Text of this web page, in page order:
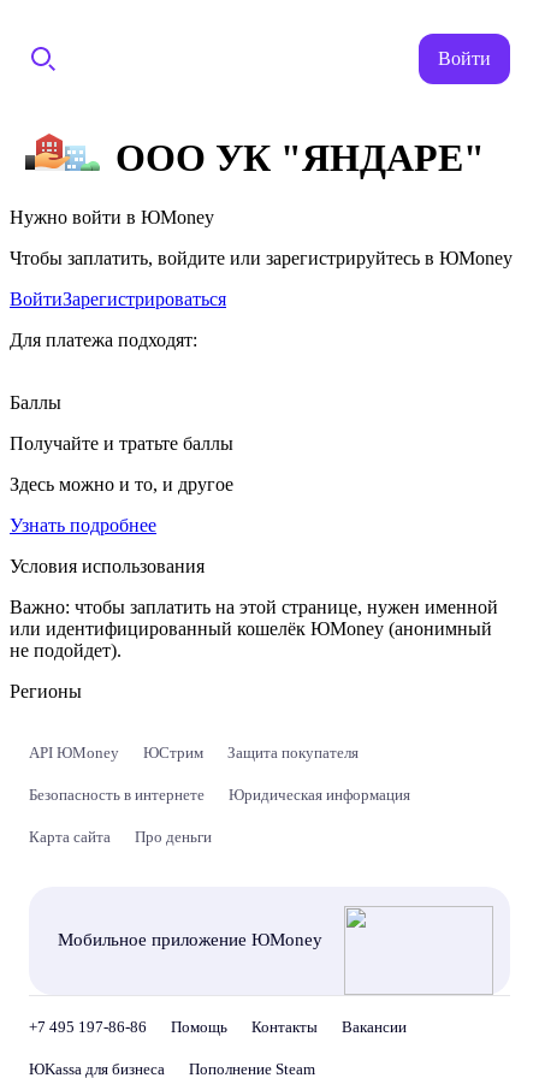
Войти
ООО УК "ЯНДАРЕ"
Нужно войти в ЮMoney
Чтобы заплатить, войдите или зарегистрируйтесь в ЮMoney
ВойтиЗарегистрироваться
Для платежа подходят:
Баллы
Получайте и тратьте баллы
Здесь можно и то, и другое
Узнать подробнее
Условия использования
Важно: чтобы заплатить на этой странице, нужен именной
или идентифицированный кошелёк ЮMoney (анонимный
не подойдет).
Регионы
API ЮMoney ЮСтрим Защита покупателя
Безопасность в интернете Юридическая информация
Карта сайта Про деньги
Мобильное приложение ЮMoney
+7 495 197-86-86 Помощь Контакты Вакансии
ЮKassa для бизнеса Пополнение Steam